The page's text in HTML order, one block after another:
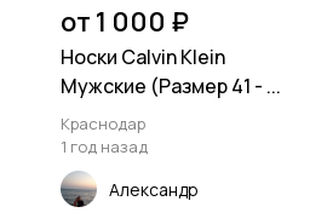
Спортивная одежда
от 1 000 ₽
Носки Calvin Klein
Мужские (Размер 41 - ...
Краснодар
1 год назад
Александр